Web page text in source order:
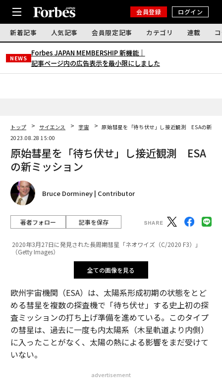
会員登録 ログイン
新着記事 人気記事 会員限定記事 カテゴリ 連載
NEWS
Forbes JAPAN MEMBERSHIP 新機能｜
記事ページ内の広告表示を最小限にしました
トップ サイエンス 宇宙
原始彗星を「待ち伏せ」し接近観測 ESAの新ミ
2023.08.28 15:00
原始彗星を「待ち伏せ」し接近観測 ESA
の新ミッション
Bruce Dorminey | Contributor
著者フォロー 記事を保存
2020年3月27日に発見された長周期彗星「ネオワイズ（C/2020 F3）」
（Getty Images）
全ての画像を見る
欧州宇宙機関（ESA）は、太陽系形成初期の状態をとど
める彗星を複数の探査機で「待ち伏せ」する史上初の探
査ミッションの打ち上げ準備を進めている。このタイプ
の彗星は、過去に一度も内太陽系（木星軌道より内側）
に入ったことがなく、太陽の熱による影響をまだ受けて
いない。
advertisement